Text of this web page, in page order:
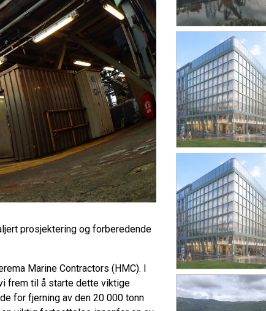
prosjektering og forberedende
Marine Contractors (HMC). I
frem til å starte dette viktige
for fjerning av den 20 000 tonn